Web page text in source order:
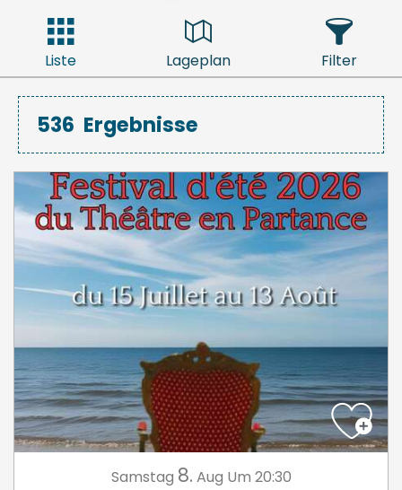
Liste Lageplan Filter
536 Ergebnisse
Samstag 8. Aug Um 20:30